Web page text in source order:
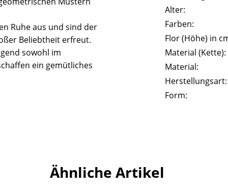
Ruhe aus und sind der
Beliebtheit erfreut.
sowohl im
ein gemütliches
Alter:
Farben:
Flor (Höhe) in
Material (Kette):
Material:
Herstellungsart:
Form:
Ähnliche Artikel